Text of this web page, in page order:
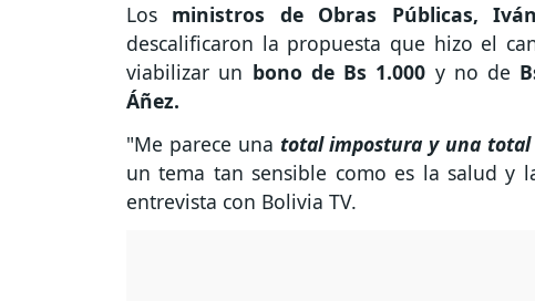
Los ministros de Obras Públicas,
descalificaron la propuesta que hizo el
viabilizar un bono de Bs 1.000 y no de
Áñez.
"Me parece una total impostura y una total
un tema tan sensible como es la salud y
entrevista con Bolivia TV.